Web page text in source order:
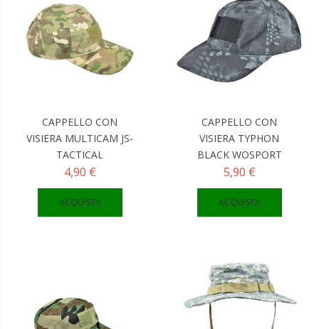
CAPPELLO CON
VISIERA MULTICAM JS-
TACTICAL
4,90 €
ACQUISTA
CAPPELLO CON
VISIERA TYPHON
BLACK WOSPORT
5,90 €
ACQUISTA